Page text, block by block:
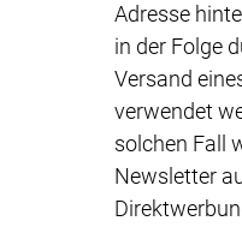
Adresse
in der Folge
Versand
verwendet
solchen Fall
Newsletter